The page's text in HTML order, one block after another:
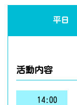
平日
活動内容
14:00